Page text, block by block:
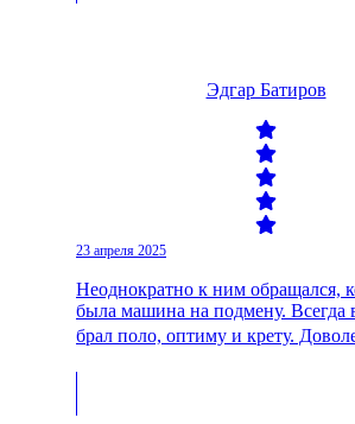
Эдгар Батиров
23 апреля 2025
Неоднократно к ним обращался,
была машина на подмену. Всегда
брал поло, оптиму и крету.